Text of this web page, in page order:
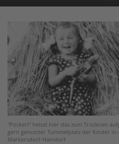
"Pockerl" heisst hier das zum Trocknen
gern genutzter Tummelplatz der Kinder
Markersdorf-Haindorf